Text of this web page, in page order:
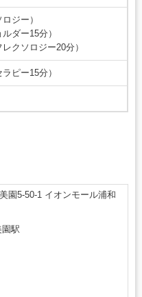
ジー）
ダー15分）
クソロジー20分）
ピー15分）
園5-50-1 イオンモール浦和
駅